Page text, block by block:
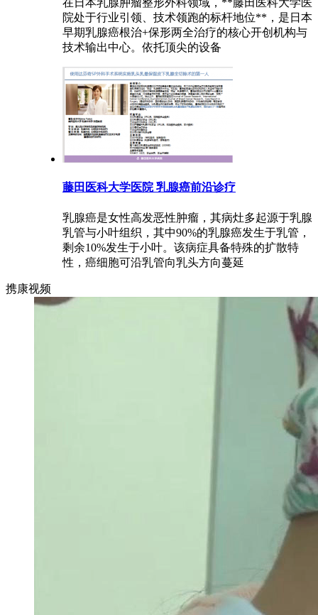
在日本乳腺肿瘤整形外科领域，**藤田医科大学医
院处于行业引领、技术领跑的标杆地位**，是日本
早期乳腺癌根治+保形两全治疗的核心开创机构与
技术输出中心。依托顶尖的设备
藤田医科大学医院 乳腺癌前沿诊疗
乳腺癌是女性高发恶性肿瘤，其病灶多起源于乳腺
乳管与小叶组织，其中90%的乳腺癌发生于乳管，
剩余10%发生于小叶。该病症具备特殊的扩散特
性，癌细胞可沿乳管向乳头方向蔓延
携康视频